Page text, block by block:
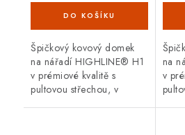
Špičkový kovový domek
na nářadí HIGHLINE® H1
v prémiové kvalitě s
pultovou střechou, v
na
v